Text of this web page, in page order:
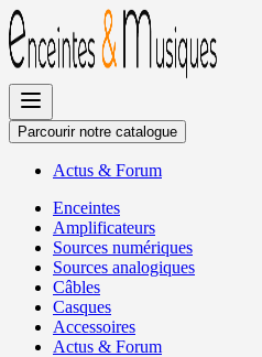
Allez
au
contenu
Parcourir notre catalogue
Actus & Forum
Enceintes
Amplificateurs
Sources numériques
Sources analogiques
Câbles
Casques
Accessoires
Actus & Forum